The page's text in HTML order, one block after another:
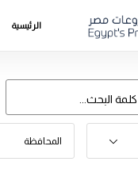
الرئيسية
المحافظة